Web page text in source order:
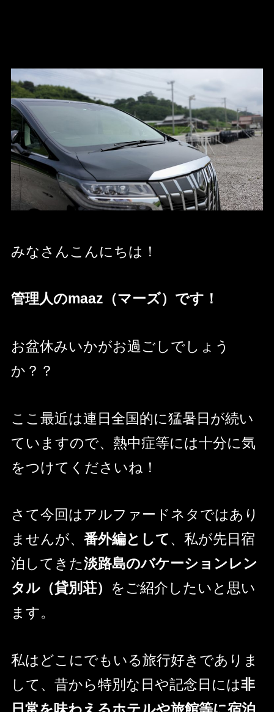
みなさんこんにちは！
管理人のmaaz（マーズ）です！
お盆休みいかがお過ごしでしょう
か？？
ここ最近は連日全国的に猛暑日が続い
ていますので、熱中症等には十分に気
をつけてくださいね！
さて今回はアルファードネタではあり
ませんが、 番外編として、私が先日宿
泊してきた淡路島のバケーションレン
タル（貸別荘） をご紹介したいと思い
ます。
私はどこにでもいる旅行好きでありま
して、昔から特別な日や記念日には非